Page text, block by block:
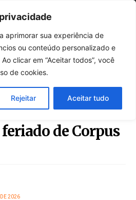
aprimorar sua experiência de
ou conteúdo personalizado e
clicar em “Aceitar todos”, você
de cookies.
Rejeitar Aceitar tudo
funcionar o
de Corpus
2026